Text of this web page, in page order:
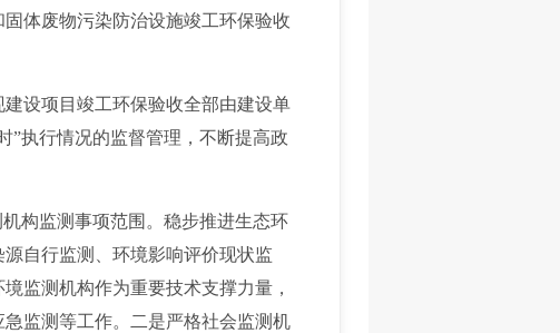
体废物污染防治设施竣工环保验收
设项目竣工环保验收全部由建设单
”执行情况的监督管理，不断提高政
构监测事项范围。稳步推进生态环
自行监测、环境影响评价现状监
监测机构作为重要技术支撑力量，
监测等工作。二是严格社会监测机